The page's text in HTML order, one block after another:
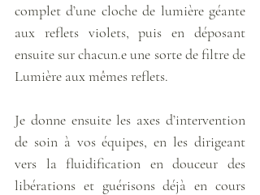
complet d’une cloche de lumière géante
aux reflets violets, puis en déposant
ensuite sur chacun.e une sorte de filtre de
Lumière aux mêmes reflets.
Je donne ensuite les axes d’intervention
de soin à vos équipes, en les dirigeant
vers la fluidification en douceur des
libérations et guérisons déjà en cours